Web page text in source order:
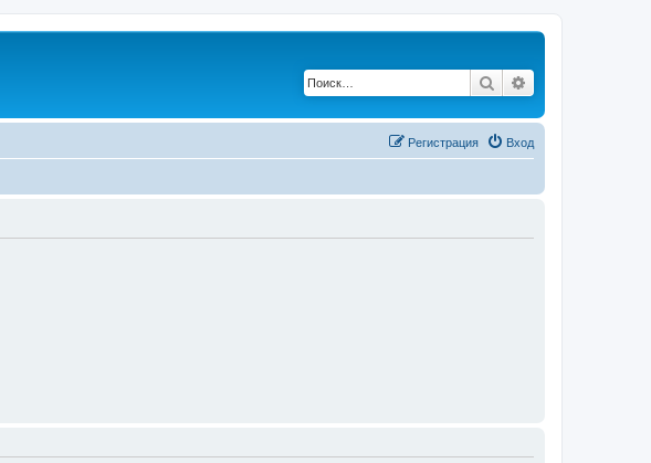
Поиск
Вход
Регистрация